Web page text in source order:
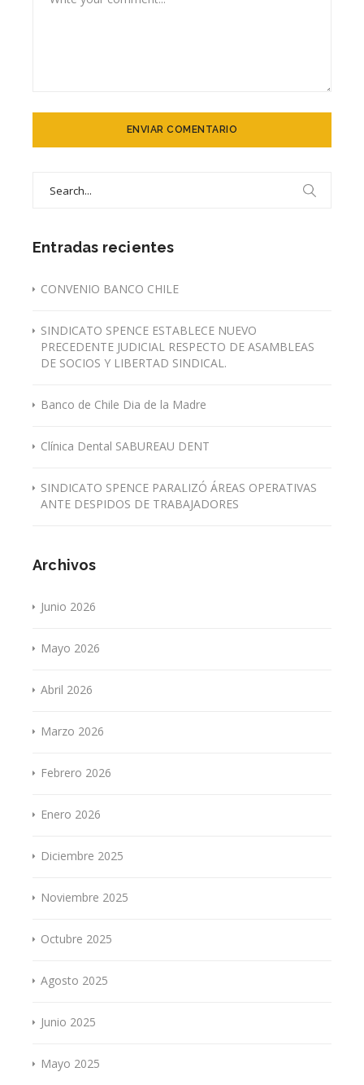
Entradas recientes
CONVENIO BANCO CHILE
SINDICATO SPENCE ESTABLECE NUEVO
PRECEDENTE JUDICIAL RESPECTO DE ASAMBLEAS
DE SOCIOS Y LIBERTAD SINDICAL.
Banco de Chile Dia de la Madre
Clínica Dental SABUREAU DENT
SINDICATO SPENCE PARALIZÓ ÁREAS OPERATIVAS
ANTE DESPIDOS DE TRABAJADORES
Archivos
Junio 2026
Mayo 2026
Abril 2026
Marzo 2026
Febrero 2026
Enero 2026
Diciembre 2025
Noviembre 2025
Octubre 2025
Agosto 2025
Junio 2025
Mayo 2025